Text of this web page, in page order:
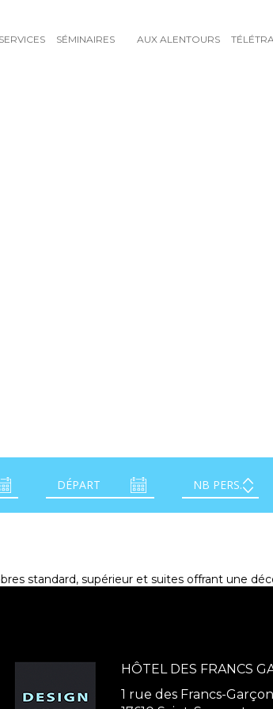
SERVICES SÉMINAIRES AUX ALENTOURS
standard, supérieur et suites offrant une
HÔTEL DES FRANCS
1 rue des Francs-